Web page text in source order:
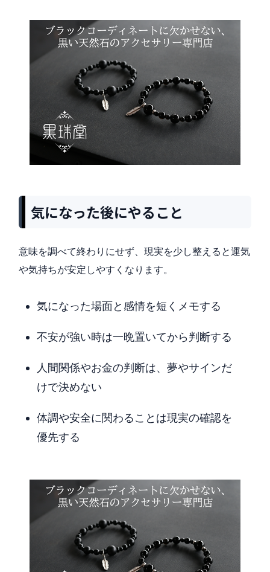
気になった後にやること
意味を調べて終わりにせず、現実を少し整えると運気
や気持ちが安定しやすくなります。
気になった場面と感情を短くメモする
不安が強い時は一晩置いてから判断する
人間関係やお金の判断は、夢やサインだ
けで決めない
体調や安全に関わることは現実の確認を
優先する